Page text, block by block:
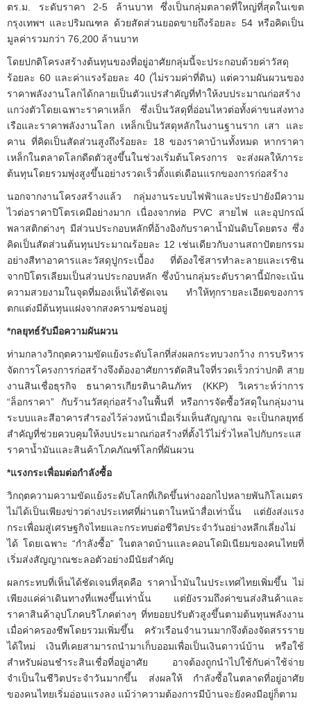
ตร.ม. ระดับราคา 2-5 ล้านบาท ซึ่งเป็นกลุ่มตลาดที่ใหญ่ที่สุดในเขต
กรุงเทพฯ และปริมณฑล ด้วยสัดส่วนยอดขายถึงร้อยละ 54 หรือคิดเป็น
มูลค่ารวมกว่า 76,200 ล้านบาท
โดยปกติโครงสร้างต้นทุนของที่อยู่อาศัยกลุ่มนี้จะประกอบด้วยค่าวัสดุ
ร้อยละ 60 และค่าแรงร้อยละ 40 (ไม่รวมค่าที่ดิน) แต่ความผันผวนของ
ราคาพลังงานโลกได้กลายเป็นตัวแปรสำคัญที่ทำให้งบประมาณก่อสร้าง
แกว่งตัวโดยเฉพาะราคาเหล็ก ซึ่งเป็นวัสดุที่อ่อนไหวต่อทั้งค่าขนส่งทาง
เรือและราคาพลังงานโลก เหล็กเป็นวัสดุหลักในงานฐานราก เสา และ
คาน ที่คิดเป็นสัดส่วนสูงถึงร้อยละ 18 ของราคาบ้านทั้งหมด หากราคา
เหล็กในตลาดโลกดีดตัวสูงขึ้นในช่วงเริ่มต้นโครงการ จะส่งผลให้ภาระ
ต้นทุนโดยรวมพุ่งสูงขึ้นอย่างรวดเร็วตั้งแต่เดือนแรกของการก่อสร้าง
นอกจากงานโครงสร้างแล้ว กลุ่มงานระบบไฟฟ้าและประปายังมีความ
ไวต่อราคาปิโตรเคมีอย่างมาก เนื่องจากท่อ PVC สายไฟ และอุปกรณ์
พลาสติกต่างๆ มีส่วนประกอบหลักที่อ้างอิงกับราคาน้ำมันดิบโดยตรง ซึ่ง
คิดเป็นสัดส่วนต้นทุนประมาณร้อยละ 12 เช่นเดียวกับงานสถาปัตยกรรม
อย่างสีทาอาคารและวัสดุปูกระเบื้อง ที่ต้องใช้สารทำละลายและเรซิน
จากปิโตรเลียมเป็นส่วนประกอบหลัก ซึ่งบ้านกลุ่มระดับราคานี้มักจะเน้น
ความสวยงามในจุดที่มองเห็นได้ชัดเจน ทำให้ทุกรายละเอียดของการ
ตกแต่งมีต้นทุนแฝงจากสงครามซ่อนอยู่
*กลยุทธ์รับมือความผันผวน
ท่ามกลางวิกฤตความขัดแย้งระดับโลกที่ส่งผลกระทบวงกว้าง การบริหาร
จัดการโครงการก่อสร้างจึงต้องอาศัยการตัดสินใจที่รวดเร็วกว่าปกติ สาย
งานสินเชื่อธุรกิจ ธนาคารเกียรตินาคินภัทร (KKP) วิเคราะห์ว่าการ
“ล็อกราคา” กับร้านวัสดุก่อสร้างในพื้นที่ หรือการจัดซื้อวัสดุในกลุ่มงาน
ระบบและสีอาคารสำรองไว้ล่วงหน้าเมื่อเริ่มเห็นสัญญาณ จะเป็นกลยุทธ์
สำคัญที่ช่วยควบคุมให้งบประมาณก่อสร้างที่ตั้งไว้ไม่รั่วไหลไปกับกระแส
ราคาน้ำมันและสินค้าโภคภัณฑ์โลกที่ผันผวน
*แรงกระเพื่อมต่อกำลังซื้อ
วิกฤตความความขัดแย้งระดับโลกที่เกิดขึ้นห่างออกไปหลายพันกิโลเมตร
ไม่ได้เป็นเพียงข่าวต่างประเทศที่ผ่านตาในหน้าสื่อเท่านั้น แต่ยังส่งแรง
กระเพื่อมสู่เศรษฐกิจไทยและกระทบต่อชีวิตประจำวันอย่างหลีกเลี่ยงไม่
ได้ โดยเฉพาะ “กำลังซื้อ” ในตลาดบ้านและคอนโดมิเนียมของคนไทยที่
เริ่มส่งสัญญาณชะลอตัวอย่างมีนัยสำคัญ
ผลกระทบที่เห็นได้ชัดเจนที่สุดคือ ราคาน้ำมันในประเทศไทยเพิ่มขึ้น ไม่
เพียงแค่ค่าเดินทางที่แพงขึ้นเท่านั้น แต่ยังรวมถึงค่าขนส่งสินค้าและ
ราคาสินค้าอุปโภคบริโภคต่างๆ ที่ทยอยปรับตัวสูงขึ้นตามต้นทุนพลังงาน
เมื่อค่าครองชีพโดยรวมเพิ่มขึ้น ครัวเรือนจำนวนมากจึงต้องจัดสรรราย
ได้ใหม่ เงินที่เคยสามารถนำมาเก็บออมเพื่อเป็นเงินดาวน์บ้าน หรือใช้
สำหรับผ่อนชำระสินเชื่อที่อยู่อาศัย อาจต้องถูกนำไปใช้กับค่าใช้จ่าย
จำเป็นในชีวิตประจำวันมากขึ้น ส่งผลให้ กำลังซื้อในตลาดที่อยู่อาศัย
ของคนไทยเริ่มอ่อนแรงลง แม้ว่าความต้องการมีบ้านจะยังคงมีอยู่ก็ตาม